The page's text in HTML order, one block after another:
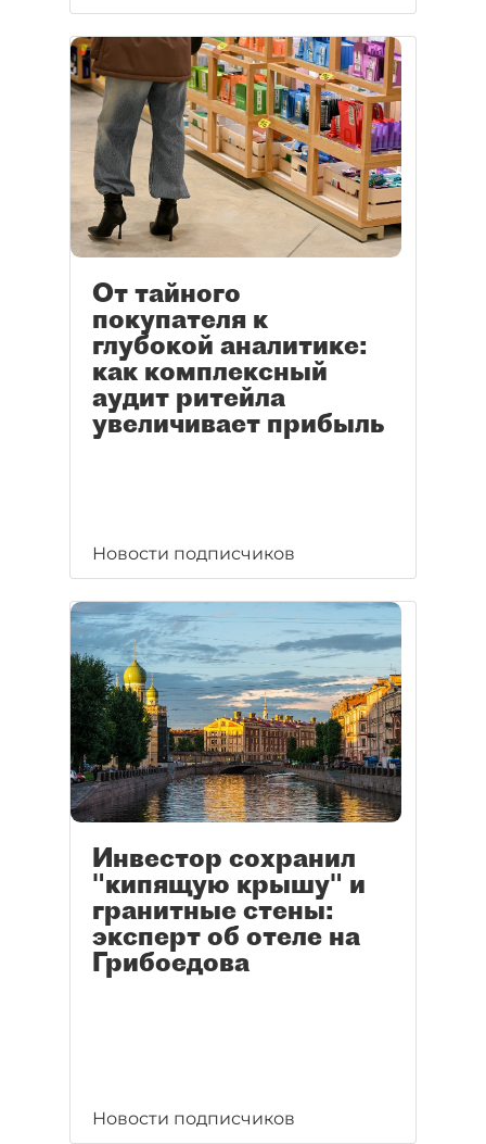
От тайного
покупателя к
глубокой аналитике:
как комплексный
аудит ритейла
увеличивает прибыль
Новости подписчиков
Инвестор сохранил
"кипящую крышу" и
гранитные стены:
эксперт об отеле на
Грибоедова
Новости подписчиков